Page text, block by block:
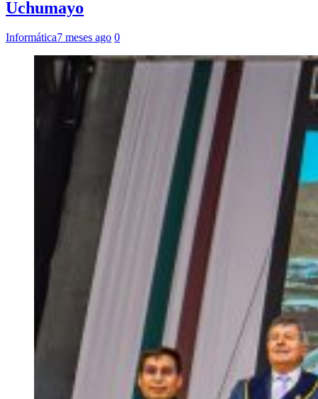
Uchumayo
Informática7 meses ago 0